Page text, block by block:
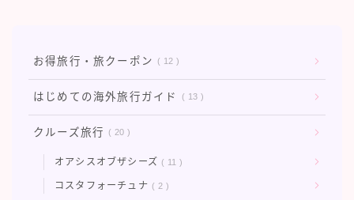
タイ旅行
ハワイ旅行
フィンランド旅行
フランス旅行
お得旅行・旅クーポン 12
はじめての海外旅行ガイド 13
クルーズ旅行 20
オアシスオブザシーズ 11
コスタフォーチュナ 2